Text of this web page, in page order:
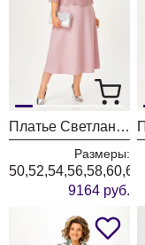
Платье Светлана-Стиль 1931 клевер
Размеры:
50,52,54,56,58,60,62
9164 руб.